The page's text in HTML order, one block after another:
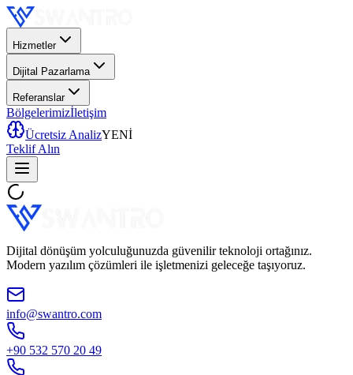
Hizmetler
Dijital Pazarlama
Referanslar
Bölgelerimizİletişim
Ücretsiz AnalizYENİ
Teklif Alın
Dijital dönüşüm yolculuğunuzda güvenilir teknoloji ortağınız.
Modern yazılım çözümleri ile işletmenizi geleceğe taşıyoruz.
info@swantro.com
+90 532 570 20 49